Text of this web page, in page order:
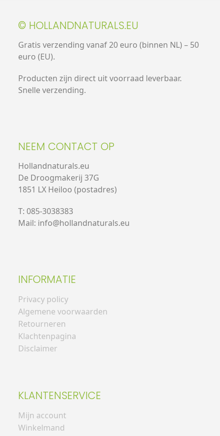
© HOLLANDNATURALS.EU
Gratis verzending vanaf 20 euro (binnen NL) – 50
euro (EU).
Producten zijn direct uit voorraad leverbaar.
Snelle verzending.
NEEM CONTACT OP
Hollandnaturals.eu
De Droogmakerij 37G
1851 LX Heiloo (postadres)
T: 085-3038383
Mail: info@hollandnaturals.eu
INFORMATIE
Privacy policy
Algemene voorwaarden
Retourneren
Klachtenpagina
Disclaimer
KLANTENSERVICE
Mijn account
Winkelmand